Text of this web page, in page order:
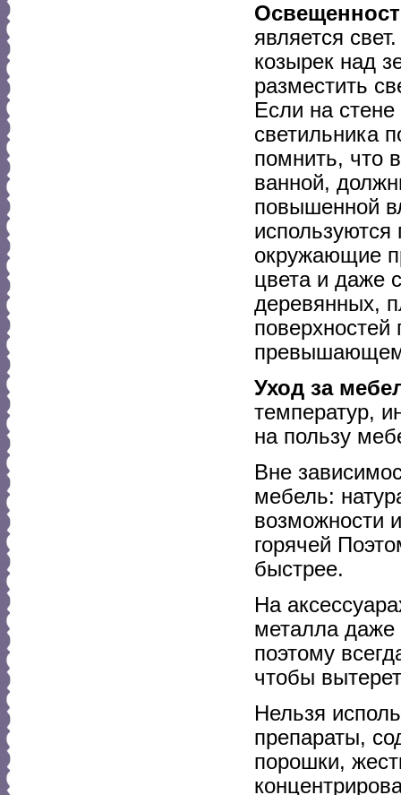
является
козырек над
разместить
Если на
светильника
помнить, что
ванной,
повышенной
окружающие
цвета и даже
деревянных,
поверхностей
Уход за
температур,
на пользу
Вне
мебель:
возможности
горячей
быстрее.
На
металла даже
поэтому
чтобы
Нельзя
препараты,
порошки,